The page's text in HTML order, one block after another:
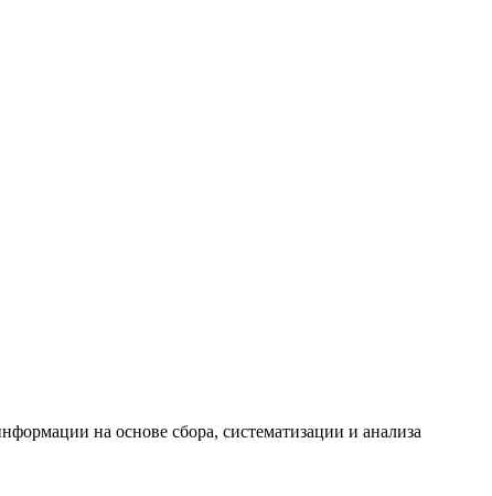
на основе сбора, систематизации и анализа